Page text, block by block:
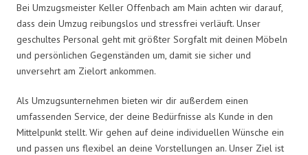
Bei Umzugsmeister Keller Offenbach am Main achten wir darauf,
dass dein Umzug reibungslos und stressfrei verläuft. Unser
geschultes Personal geht mit größter Sorgfalt mit deinen Möbeln
und persönlichen Gegenständen um, damit sie sicher und
unversehrt am Zielort ankommen.
Als Umzugsunternehmen bieten wir dir außerdem einen
umfassenden Service, der deine Bedürfnisse als Kunde in den
Mittelpunkt stellt. Wir gehen auf deine individuellen Wünsche ein
und passen uns flexibel an deine Vorstellungen an. Unser Ziel ist